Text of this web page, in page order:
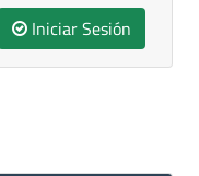
Iniciar Sesión